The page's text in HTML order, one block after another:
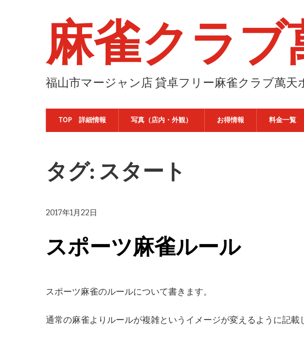
麻雀クラブ
福山市マージャン店 貸卓フリー麻雀クラブ萬天
TOP 詳細情報 写真（店内・外観） お得情報 料金一覧
タグ: スタート
2017年1月22日
スポーツ麻雀ルール
スポーツ麻雀のルールについて書きます。
通常の麻雀よりルールが複雑というイメージが変えるように記載